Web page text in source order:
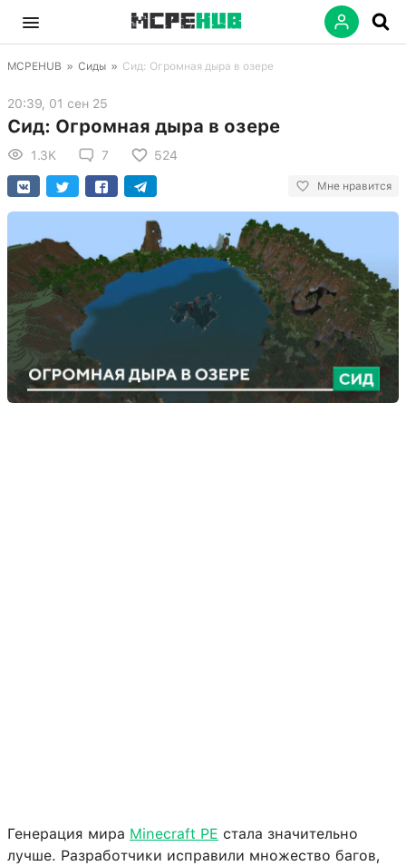
MCPEHUB » Сиды » Сид: Огромная дыра в озере
20:39, 01 сен 25
Сид: Огромная дыра в озере
1.3K 7 524
Мне нравится
Генерация мира Minecraft PE стала значительно
лучше. Разработчики исправили множество багов,